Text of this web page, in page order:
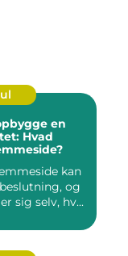
en
Hvad
kan
og
sig selv, hv...